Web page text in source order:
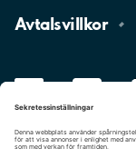
Avtalsvillkor